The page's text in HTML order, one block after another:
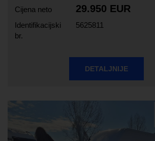
Cijena neto
29.950 EUR
Identifikacijski
br.
5625811
DETALJNIJE